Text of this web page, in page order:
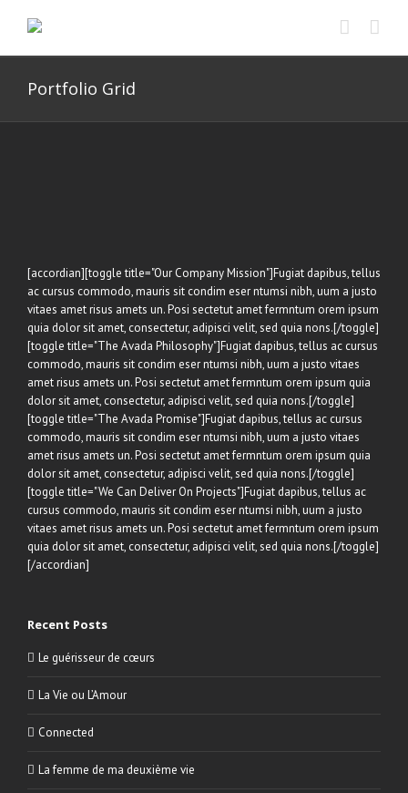
Portfolio Grid
[accordian][toggle title="Our Company Mission"]Fugiat dapibus, tellus
ac cursus commodo, mauris sit condim eser ntumsi nibh, uum a justo
vitaes amet risus amets un. Posi sectetut amet fermntum orem ipsum
quia dolor sit amet, consectetur, adipisci velit, sed quia nons.[/toggle]
[toggle title="The Avada Philosophy"]Fugiat dapibus, tellus ac cursus
commodo, mauris sit condim eser ntumsi nibh, uum a justo vitaes
amet risus amets un. Posi sectetut amet fermntum orem ipsum quia
dolor sit amet, consectetur, adipisci velit, sed quia nons.[/toggle]
[toggle title="The Avada Promise"]Fugiat dapibus, tellus ac cursus
commodo, mauris sit condim eser ntumsi nibh, uum a justo vitaes
amet risus amets un. Posi sectetut amet fermntum orem ipsum quia
dolor sit amet, consectetur, adipisci velit, sed quia nons.[/toggle]
[toggle title="We Can Deliver On Projects"]Fugiat dapibus, tellus ac
cursus commodo, mauris sit condim eser ntumsi nibh, uum a justo
vitaes amet risus amets un. Posi sectetut amet fermntum orem ipsum
quia dolor sit amet, consectetur, adipisci velit, sed quia nons.[/toggle]
[/accordian]
Recent Posts
Le guérisseur de cœurs
La Vie ou L’Amour
Connected
La femme de ma deuxième vie